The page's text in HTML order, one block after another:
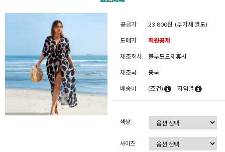
공급가 23,800원 (부가세 별도)
도매가 회원공개
제조회사 블루모드제휴사
제조국 중국
배송비 (조건) 지역별
색상
사이즈